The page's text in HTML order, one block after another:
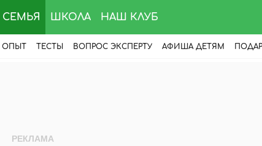
СЕМЬЯ ШКОЛА НАШ КЛУБ
ТЕСТЫ ВОПРОС ЭКСПЕРТУ АФИША ДЕТЯМ